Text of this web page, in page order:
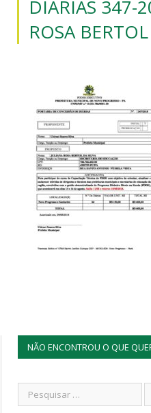
DIÁRIAS 347-
ROSA
NÃO ENCONTROU O QUE